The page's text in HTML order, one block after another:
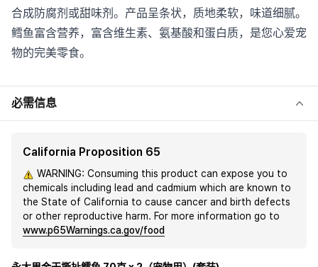
合成防腐剂或甜味剂。产品呈条状，质地柔软，味道细腻。
鳕鱼富含营养，富含维生素、氨基酸和蛋白质，是您心爱宠
物的完美零食。
必需信息
California Proposition 65
WARNING: Consuming this product can expose you to
chemicals including lead and cadmium which are known to
the State of California to cause cancer and birth defects
or other reproductive harm. For more information go to
www.p65Warnings.ca.gov/food